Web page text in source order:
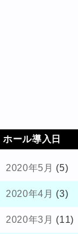
ホール導入日
2020年5月 (5)
2020年4月 (3)
2020年3月 (11)